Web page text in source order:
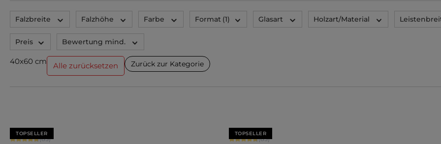
Falzbreite Falzhöhe Farbe Format (1) Glasart Holzart/Material
Preis Bewertung mind.
40x60 cm Alle zurücksetzen Zurück zur Kategorie
TOPSELLER
Durchschnittliche Bewertung von 4.71 von 5 Sternen
(85)
TOPSELLER
Durchschnittliche Bewertung von 4.71 von 5 Sternen
(85)